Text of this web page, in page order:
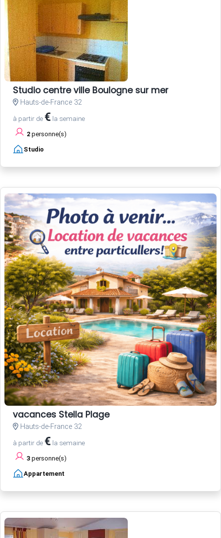
Studio centre ville Boulogne sur mer
Hauts-de-France 32
à partir de € la semaine
2 personne(s)
Studio
vacances Stella Plage
Hauts-de-France 32
à partir de € la semaine
3 personne(s)
Appartement